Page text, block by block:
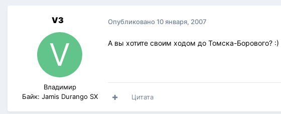
V3
Владимир
Байк: Jamis Durango SX
Опубликовано10 января, 2007
А вы хотите своим ходом до Томска-Борового?
Цитата